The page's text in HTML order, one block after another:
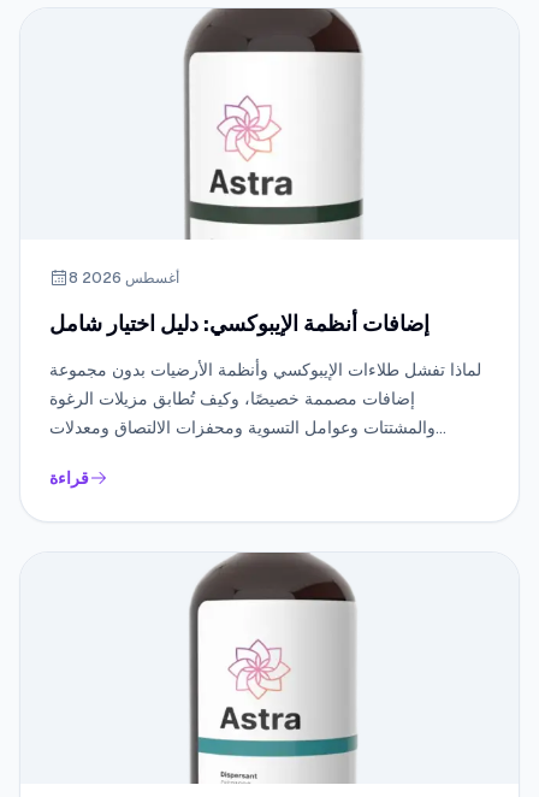
8 أغسطس 2026
إضافات أنظمة الإيبوكسي: دليل اختيار شامل
لماذا تفشل طلاءات الإيبوكسي وأنظمة الأرضيات بدون مجموعة
إضافات مصممة خصيصًا، وكيف تُطابق مزيلات الرغوة
والمشتتات وعوامل التسوية ومحفزات الالتصاق ومعدلات
والثيكسوتروبات مع كيمياء الإيبوكسي، وأي أخطاء تركيب تخلق
قراءة